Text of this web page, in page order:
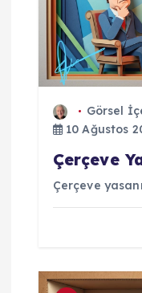
Görsel
10 Ağustos
Çerçeve
Çerçeve